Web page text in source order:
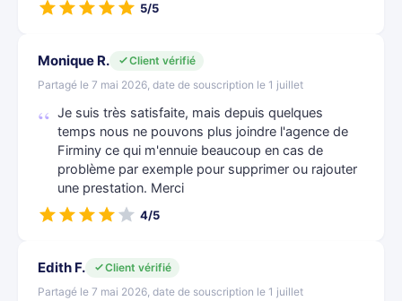
5/5
Monique R.
Client vérifié
Partagé le 7 mai 2026, date de souscription le 1 juillet
Je suis très satisfaite, mais depuis quelques
temps nous ne pouvons plus joindre l'agence de
Firminy ce qui m'ennuie beaucoup en cas de
problème par exemple pour supprimer ou rajouter
une prestation. Merci
4/5
Edith F.
Client vérifié
Partagé le 7 mai 2026, date de souscription le 1 juillet